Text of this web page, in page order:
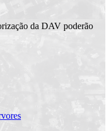
da DAV poderão